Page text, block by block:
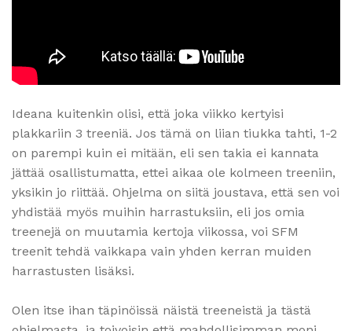
Ideana kuitenkin olisi, että joka viikko kertyisi
plakkariin 3 treeniä. Jos tämä on liian tiukka tahti, 1-2
on parempi kuin ei mitään, eli sen takia ei kannata
jättää osallistumatta, ettei aikaa ole kolmeen treeniin,
yksikin jo riittää. Ohjelma on siitä joustava, että sen voi
yhdistää myös muihin harrastuksiin, eli jos omia
treenejä on muutamia kertoja viikossa, voi SFM
treenit tehdä vaikkapa vain yhden kerran muiden
harrastusten lisäksi.
Olen itse ihan täpinöissä näistä treeneistä ja tästä